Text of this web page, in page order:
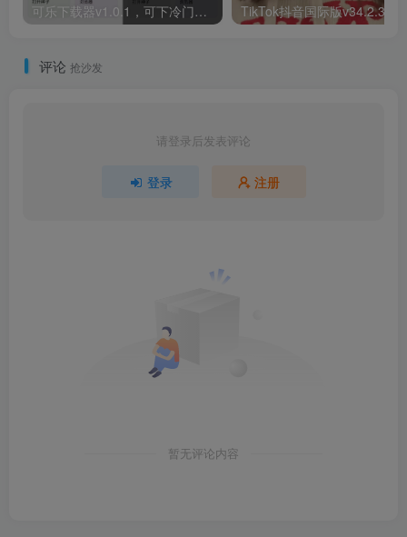
可乐下载器v1.0.1，可下冷门资源，速度6的一批！
评论 抢沙发
请登录后发表评论
登录 注册
暂无评论内容